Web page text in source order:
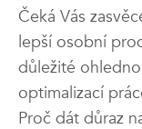
Čeká Vás
lepší osobní
důležité
optimalizací
Proč dát důraz